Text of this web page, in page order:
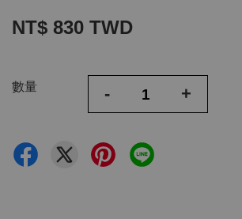
NT$ 830 TWD
數量 - +